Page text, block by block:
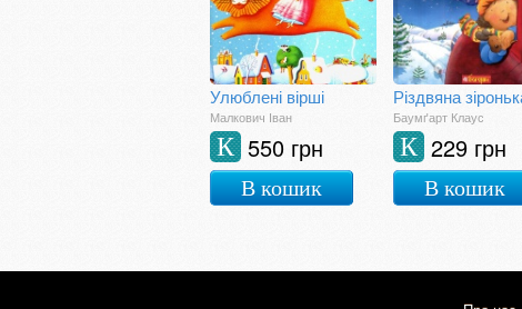
Улюблені вірші
Малкович Іван
550 грн
К
В кошик
Баумґарт Клаус
229 грн
К
В кошик